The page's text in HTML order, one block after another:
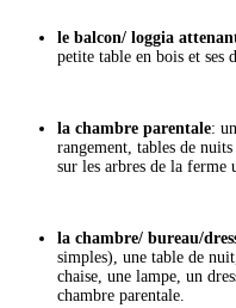
le balcon/ loggia
petite table en bois et ses
la chambre parentale:
rangement, tables de
sur les arbres de la ferme
la chambre/ bureau/
simples), une table de
chaise, une lampe, un
chambre parentale.